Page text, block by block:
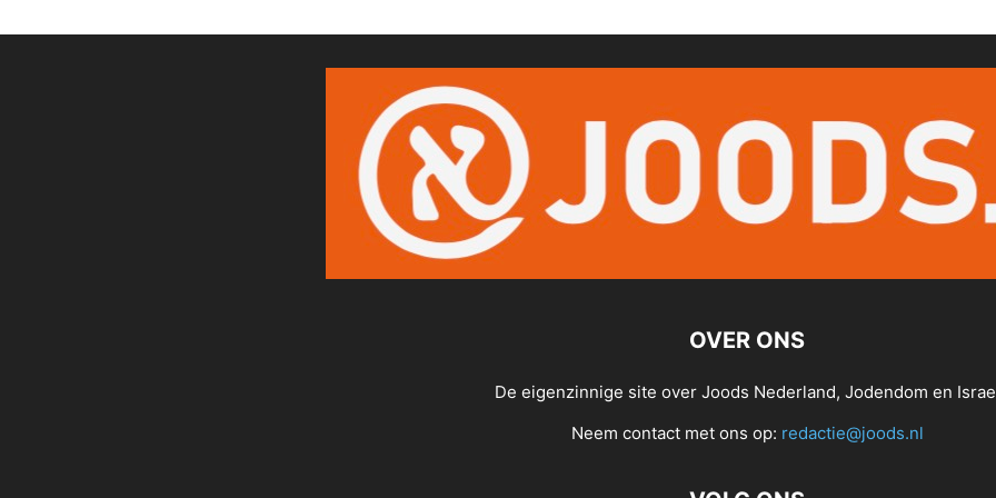
OVER ONS
De eigenzinnige site over Joods Nederland, Jodendom en
Neem contact met ons op: redactie@joods.nl